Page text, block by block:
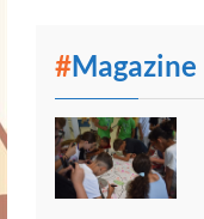
#Magazine